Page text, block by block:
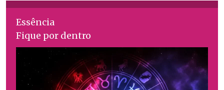
Essência
Fique por dentro